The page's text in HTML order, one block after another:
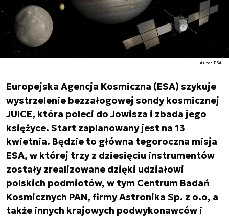
Autor. ESA
Europejska Agencja Kosmiczna (ESA) szykuje
wystrzelenie bezzałogowej sondy kosmicznej
JUICE, która poleci do Jowisza i zbada jego
księżyce. Start zaplanowany jest na 13
kwietnia. Będzie to główna tegoroczna misja
ESA, w której trzy z dziesięciu instrumentów
zostały zrealizowane dzięki udziałowi
polskich podmiotów, w tym Centrum Badań
Kosmicznych PAN, firmy Astronika Sp. z o.o, a
także innych krajowych podwykonawców i